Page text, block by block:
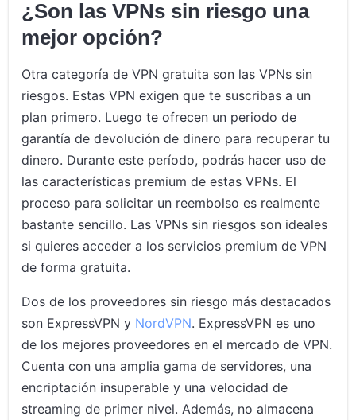
¿Son las VPNs sin riesgo una
mejor opción?
Otra categoría de VPN gratuita son las VPNs sin
riesgos. Estas VPN exigen que te suscribas a un
plan primero. Luego te ofrecen un periodo de
garantía de devolución de dinero para recuperar tu
dinero. Durante este período, podrás hacer uso de
las características premium de estas VPNs. El
proceso para solicitar un reembolso es realmente
bastante sencillo. Las VPNs sin riesgos son ideales
si quieres acceder a los servicios premium de VPN
de forma gratuita.
Dos de los proveedores sin riesgo más destacados
son ExpressVPN y NordVPN. ExpressVPN es uno
de los mejores proveedores en el mercado de VPN.
Cuenta con una amplia gama de servidores, una
encriptación insuperable y una velocidad de
streaming de primer nivel. Además, no almacena